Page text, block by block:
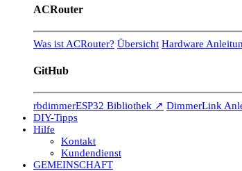
ACRouter
Was ist ACRouter? Übersicht Hardware
GitHub
rbdimmerESP32 Bibliothek ↗ DimmerLink
DIY-Tipps
Hilfe
Kontakt
Kundendienst
GEMEINSCHAFT